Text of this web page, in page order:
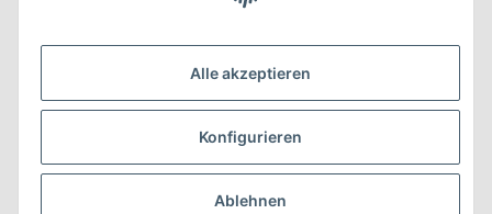
Alle akzeptieren
Konfigurieren
Ablehnen
Rechtliches
Der Umbau wurde gefördert durch: